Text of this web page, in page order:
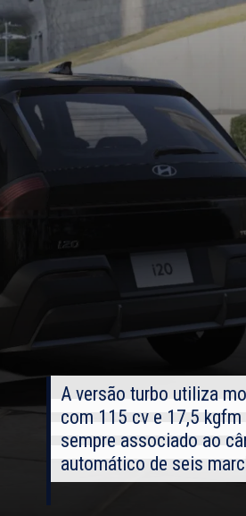
A versão turbo utiliza
com 115 cv e 17,5 kgfm
sempre associado ao
automático de seis
A versão turbo utiliza
com 115 cv e 17,5 kgfm
sempre associado ao
automático de seis